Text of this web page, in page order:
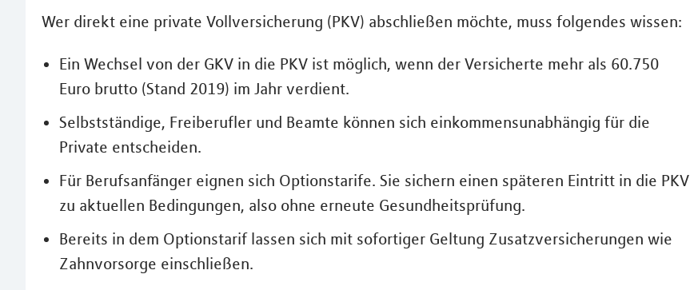
Wer direkt eine private Vollversicherung (PKV) abschließen möchte, muss folgendes wissen:
Ein Wechsel von der GKV in die PKV ist möglich, wenn der Versicherte mehr als 60.750
Euro brutto (Stand 2019) im Jahr verdient.
Selbstständige, Freiberufler und Beamte können sich einkommensunabhängig für die
Private entscheiden.
Für Berufsanfänger eignen sich Optionstarife. Sie sichern einen späteren Eintritt in die PKV
zu aktuellen Bedingungen, also ohne erneute Gesundheitsprüfung.
Bereits in dem Optionstarif lassen sich mit sofortiger Geltung Zusatzversicherungen wie
Zahnvorsorge einschließen.